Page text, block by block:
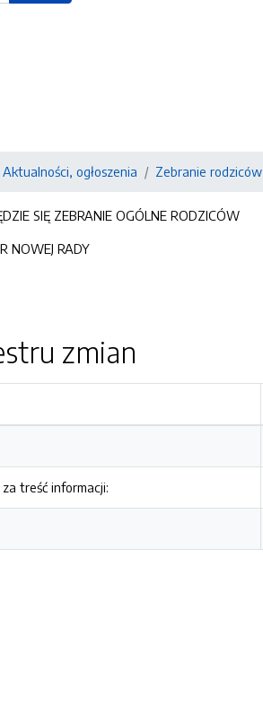
Aktualności, ogłoszenia Zebranie rodziców
SIĘ ZEBRANIE OGÓLNE RODZICÓW
NOWEJ RADY
zmian
treść informacji: